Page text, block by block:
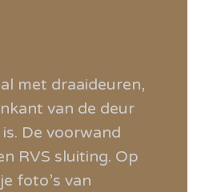
met draaideuren,
van de deur
De voorwand
RVS sluiting. Op
foto’s van